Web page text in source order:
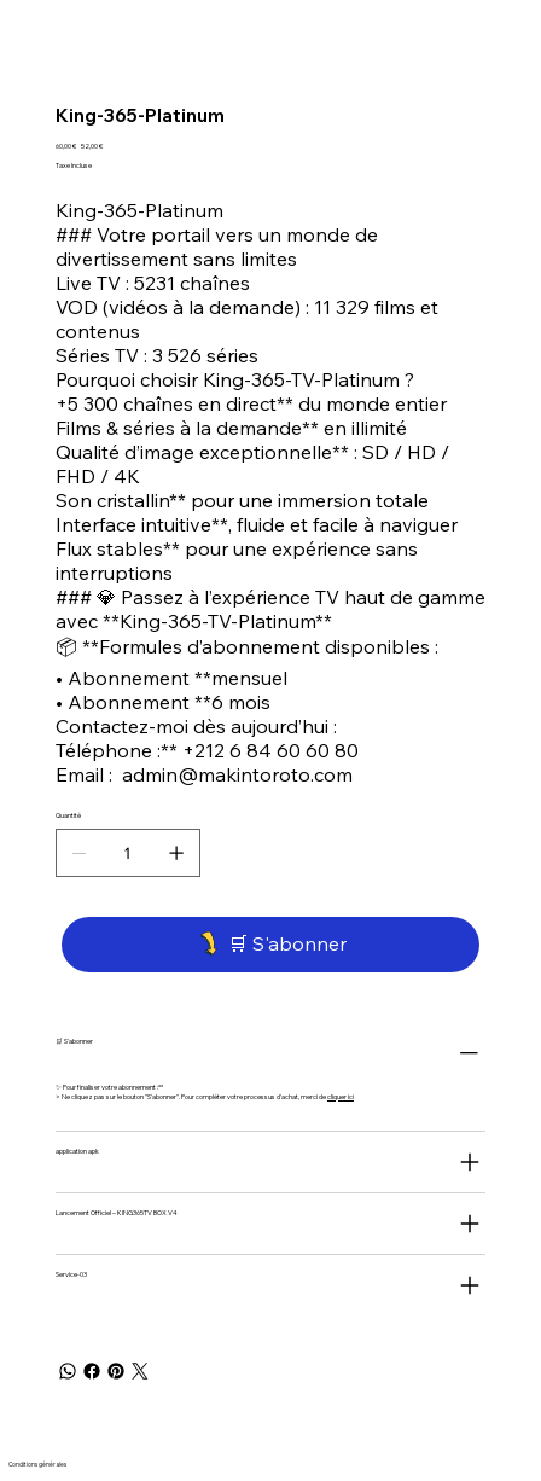
King-365-Platinum
Prix
60,00 € Prix
52,00 €
Taxe Incluse
King-365-Platinum
### Votre portail vers un monde de
divertissement sans limites
Live TV : 5231 chaînes
VOD (vidéos à la demande) : 11 329 films et
contenus
Séries TV : 3 526 séries
Pourquoi choisir King-365-TV-Platinum ?
+5 300 chaînes en direct** du monde entier
Films & séries à la demande** en illimité
Qualité d’image exceptionnelle** : SD / HD /
FHD / 4K
Son cristallin** pour une immersion totale
Interface intuitive**, fluide et facile à naviguer
Flux stables** pour une expérience sans
interruptions
### 💎 Passez à l’expérience TV haut de gamme
avec **King-365-TV-Platinum**
📦 **Formules d’abonnement disponibles :
• Abonnement **mensuel
• Abonnement **6 mois
Contactez-moi dès aujourd’hui :
Téléphone :** +212 6 84 60 60 80
Email : admin@makintoroto.com
Quantité
🛒 S'abonner
🛒 S'abonner
✨ Pour finaliser votre abonnement :**
> Ne cliquez pas sur le bouton "S'abonner". Pour compléter votre processus d'achat, merci decliquer ici
application apk
Lancement Officiel – KING365TV BOX V4
Service-03
Conditions générales